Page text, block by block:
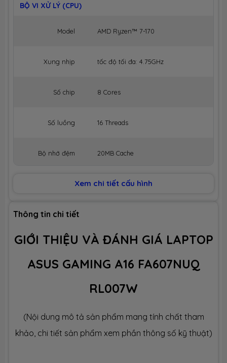
BỘ VI XỬ LÝ (CPU)
Model AMD Ryzen™ 7-170
Xung nhịp tốc độ tối đa: 4.75GHz
Số chip 8 Cores
Số luồng 16 Threads
Bộ nhớ đệm 20MB Cache
Công nghệ DDR5 4800MHz
Số slot 2 slot
Ổ CỨNG LƯU TRỮ (SSD)
Dung lượng SSD 512GB M.2
Xem chi tiết cấu hình
Thông tin chi tiết
GIỚI THIỆU VÀ ĐÁNH GIÁ LAPTOP
ASUS GAMING A16 FA607NUQ
RL007W
(Nội dung mô tả sản phẩm mang tính chất tham
khảo, chi tiết sản phẩm xem phần thông số kỹ thuật)